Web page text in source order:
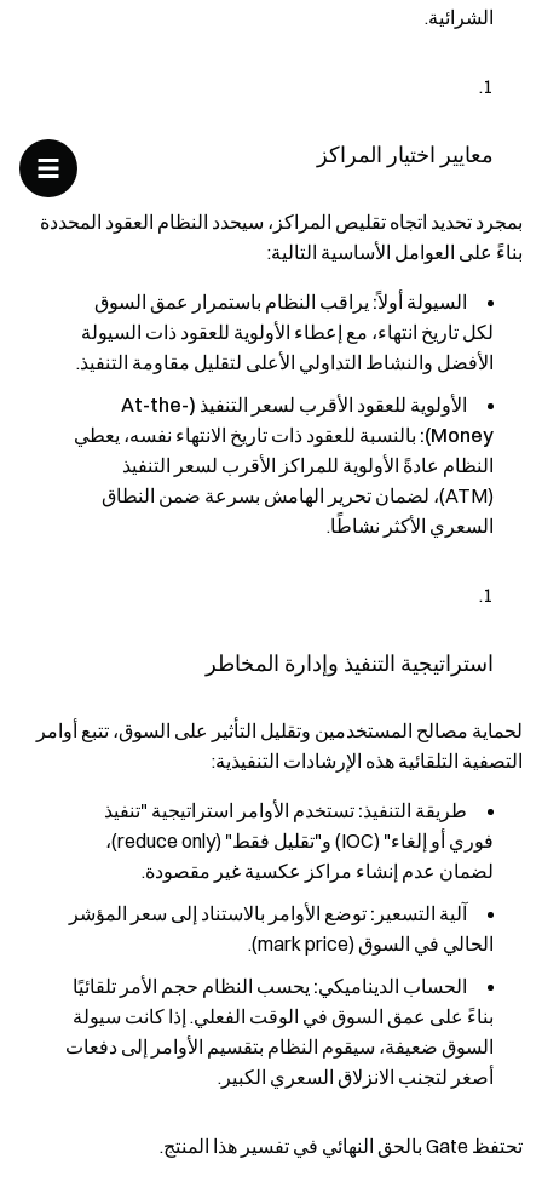
الشرائية.
معايير اختيار المراكز
بمجرد تحديد اتجاه تقليص المراكز، سيحدد النظام العقود المحددة
بناءً على العوامل الأساسية التالية:
السيولة أولاً: يراقب النظام باستمرار عمق السوق
لكل تاريخ انتهاء، مع إعطاء الأولوية للعقود ذات السيولة
الأفضل والنشاط التداولي الأعلى لتقليل مقاومة التنفيذ.
الأولوية للعقود الأقرب لسعر التنفيذ (At-the-
Money):
بالنسبة للعقود ذات تاريخ الانتهاء نفسه، يعطي
النظام عادةً الأولوية للمراكز الأقرب لسعر التنفيذ
(ATM)، لضمان تحرير الهامش بسرعة ضمن النطاق
السعري الأكثر نشاطًا.
استراتيجية التنفيذ وإدارة المخاطر
لحماية مصالح المستخدمين وتقليل التأثير على السوق، تتبع أوامر
التصفية التلقائية هذه الإرشادات التنفيذية:
طريقة التنفيذ: تستخدم الأوامر استراتيجية "تنفيذ
فوري أو إلغاء" (IOC) و"تقليل فقط" (reduce only)،
لضمان عدم إنشاء مراكز عكسية غير مقصودة.
آلية التسعير: توضع الأوامر بالاستناد إلى سعر المؤشر
الحالي في السوق (mark price).
الحساب الديناميكي: يحسب النظام حجم الأمر تلقائيًا
بناءً على عمق السوق في الوقت الفعلي. إذا كانت سيولة
السوق ضعيفة، سيقوم النظام بتقسيم الأوامر إلى دفعات
أصغر لتجنب الانزلاق السعري الكبير.
تحتفظ Gate بالحق النهائي في تفسير هذا المنتج.